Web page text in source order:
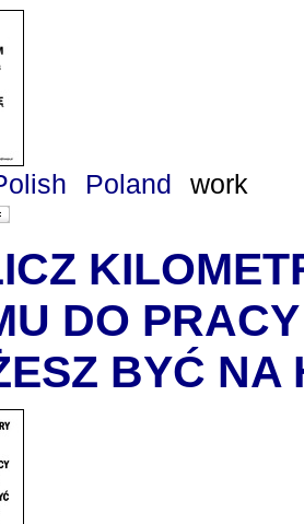
Poland work
DO
BYĆ NA